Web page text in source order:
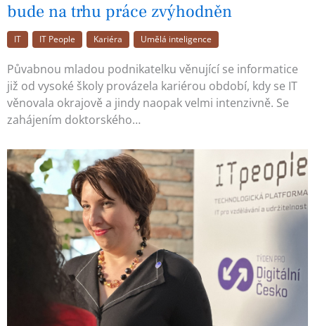
bude na trhu práce zvýhodněn
IT IT People Kariéra Umělá inteligence
Půvabnou mladou podnikatelku věnující se informatice
již od vysoké školy provázela kariérou období, kdy se IT
věnovala okrajově a jindy naopak velmi intenzivně. Se
zahájením doktorského…